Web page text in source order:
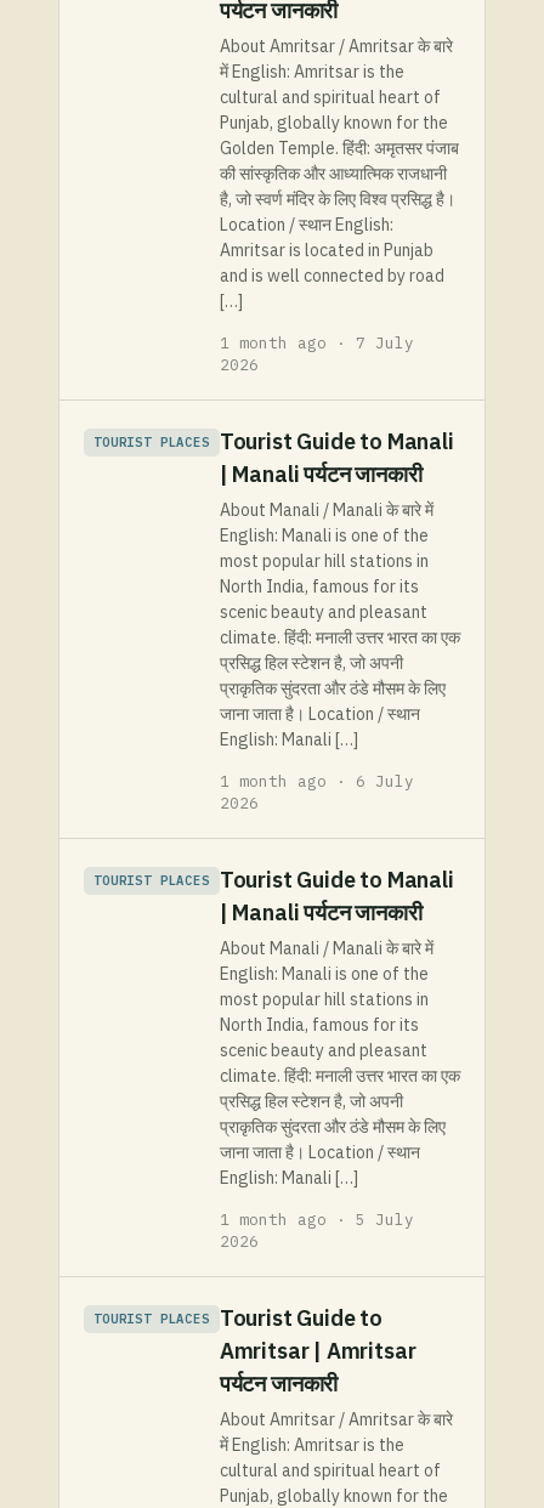
पर्यटन जानकारी
About Amritsar / Amritsar के बारे
में English: Amritsar is the
cultural and spiritual heart of
Punjab, globally known for the
Golden Temple. हिंदी: अमृतसर पंजाब
की सांस्कृतिक और आध्यात्मिक राजधानी
है, जो स्वर्ण मंदिर के लिए विश्व प्रसिद्ध है।
Location / स्थान English:
Amritsar is located in Punjab
and is well connected by road
[…]
1 month ago · 7 July
2026
TOURIST PLACES
Tourist Guide to Manali
| Manali पर्यटन जानकारी
About Manali / Manali के बारे में
English: Manali is one of the
most popular hill stations in
North India, famous for its
scenic beauty and pleasant
climate. हिंदी: मनाली उत्तर भारत का एक
प्रसिद्ध हिल स्टेशन है, जो अपनी
प्राकृतिक सुंदरता और ठंडे मौसम के लिए
जाना जाता है। Location / स्थान
English: Manali […]
1 month ago · 6 July
2026
TOURIST PLACES
Tourist Guide to Manali
| Manali पर्यटन जानकारी
About Manali / Manali के बारे में
English: Manali is one of the
most popular hill stations in
North India, famous for its
scenic beauty and pleasant
climate. हिंदी: मनाली उत्तर भारत का एक
प्रसिद्ध हिल स्टेशन है, जो अपनी
प्राकृतिक सुंदरता और ठंडे मौसम के लिए
जाना जाता है। Location / स्थान
English: Manali […]
1 month ago · 5 July
2026
TOURIST PLACES
Tourist Guide to
Amritsar | Amritsar
पर्यटन जानकारी
About Amritsar / Amritsar के बारे
में English: Amritsar is the
cultural and spiritual heart of
Punjab, globally known for the